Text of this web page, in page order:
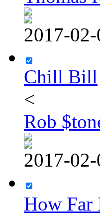
2017-
Chill Bill
<
Rob
2017-
How Far